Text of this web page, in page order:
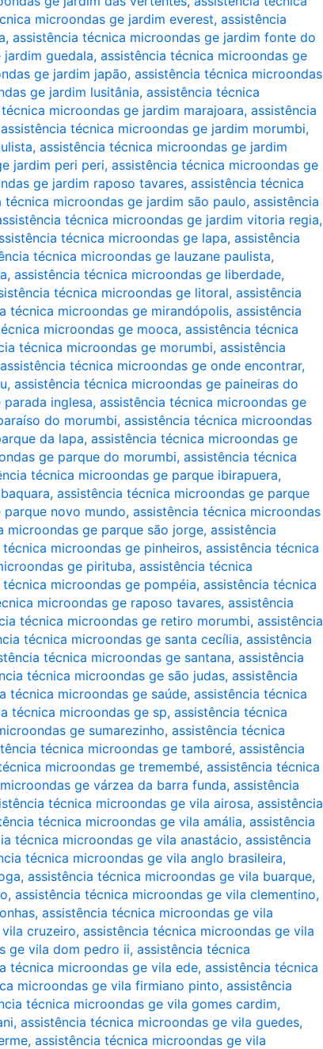
microondas ge jardim everest, assistência
, assistência técnica microondas ge jardim fonte do
guedala, assistência técnica microondas ge
ge jardim japão, assistência técnica microondas
ge jardim lusitânia, assistência técnica
microondas ge jardim marajoara, assistência
assistência técnica microondas ge jardim morumbi,
, assistência técnica microondas ge jardim
jardim peri peri, assistência técnica microondas ge
ge jardim raposo tavares, assistência técnica
técnica microondas ge jardim são paulo, assistência
técnica microondas ge jardim vitoria regia,
técnica microondas ge lapa, assistência
técnica microondas ge lauzane paulista,
, assistência técnica microondas ge liberdade,
técnica microondas ge litoral, assistência
técnica microondas ge mirandópolis, assistência
microondas ge mooca, assistência técnica
técnica microondas ge morumbi, assistência
assistência técnica microondas ge onde encontrar,
, assistência técnica microondas ge paineiras do
inglesa, assistência técnica microondas ge
do morumbi, assistência técnica microondas
da lapa, assistência técnica microondas ge
ge parque do morumbi, assistência técnica
técnica microondas ge parque ibirapuera,
, assistência técnica microondas ge parque
novo mundo, assistência técnica microondas
microondas ge parque são jorge, assistência
técnica microondas ge pinheiros, assistência técnica
ge pirituba, assistência técnica
técnica microondas ge pompéia, assistência técnica
microondas ge raposo tavares, assistência
técnica microondas ge retiro morumbi, assistência
técnica microondas ge santa cecília, assistência
técnica microondas ge santana, assistência
técnica microondas ge são judas, assistência
técnica microondas ge saúde, assistência técnica
técnica microondas ge sp, assistência técnica
ge sumarezinho, assistência técnica
técnica microondas ge tamboré, assistência
microondas ge tremembé, assistência técnica
ge várzea da barra funda, assistência
técnica microondas ge vila airosa, assistência
técnica microondas ge vila amália, assistência
técnica microondas ge vila anastácio, assistência
técnica microondas ge vila anglo brasileira,
, assistência técnica microondas ge vila buarque,
, assistência técnica microondas ge vila clementino,
, assistência técnica microondas ge vila
cruzeiro, assistência técnica microondas ge vila
ge vila dom pedro ii, assistência técnica
técnica microondas ge vila ede, assistência técnica
microondas ge vila firmiano pinto, assistência
técnica microondas ge vila gomes cardim,
, assistência técnica microondas ge vila guedes,
, assistência técnica microondas ge vila